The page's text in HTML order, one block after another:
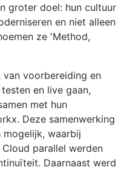
groter doel: hun cultuur
en niet alleen
ze 'Method,
voorbereiding en
en live gaan,
met hun
Deze samenwerking
mogelijk, waarbij
parallel werden
Daarnaast werd